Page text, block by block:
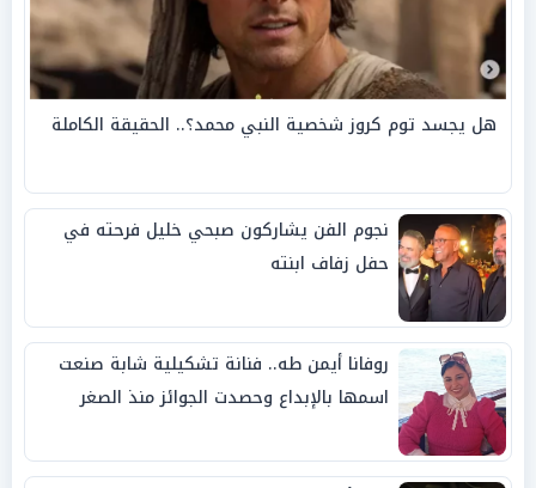
هل يجسد توم كروز شخصية النبي محمد؟.. الحقيقة الكاملة
نجوم الفن يشاركون صبحي خليل فرحته في
حفل زفاف ابنته
روفانا أيمن طه.. فنانة تشكيلية شابة صنعت
اسمها بالإبداع وحصدت الجوائز منذ الصغر